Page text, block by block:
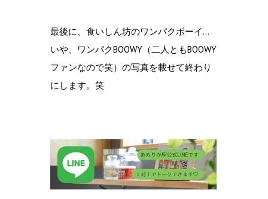
最後に、食いしん坊のワンパクボーイ…
いや、ワンパクBOOWY（二人ともBOOWY
ファンなので笑）の写真を載せて終わり
にします。笑